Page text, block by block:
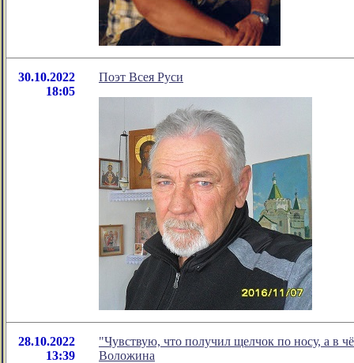
30.10.2022
18:05
Поэт Всея Руси
28.10.2022
13:39
"Чувствую, что получил щелчок по носу, а в
Воложина